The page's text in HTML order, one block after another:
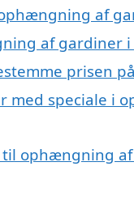
af
af gardiner i
prisen
med speciale i
til ophængning